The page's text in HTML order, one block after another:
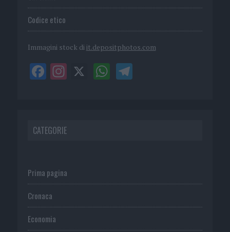
Codice etico
Immagini stock di it.depositphotos.com
CATEGORIE
Prima pagina
Cronaca
Economia